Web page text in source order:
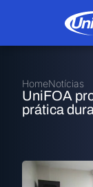
HomeNotícias
UniFOA
prática